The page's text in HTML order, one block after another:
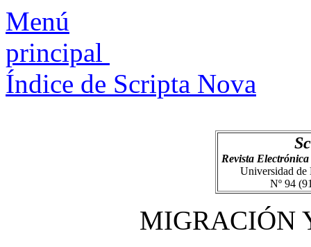
Menú
principal
Índice de Scripta Nova
Revista
Universidad
Nº 94
MIGRACIÓN